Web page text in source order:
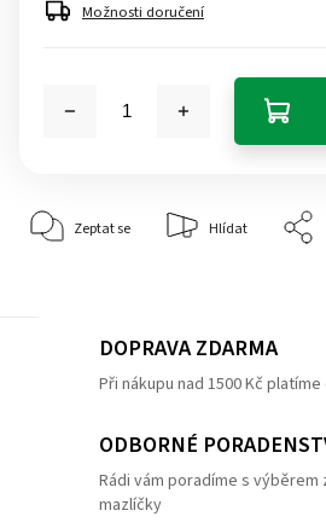
Možnosti doručení
Zeptat se Hlídat
DOPRAVA ZDARMA
Při nákupu nad 1500 Kč
ODBORNÉ
Rádi vám poradíme s
mazlíčky